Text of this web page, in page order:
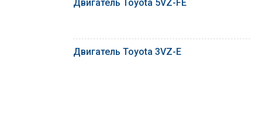
Двигатель Toyota 5VZ-FE
Двигатель Toyota 3VZ-E